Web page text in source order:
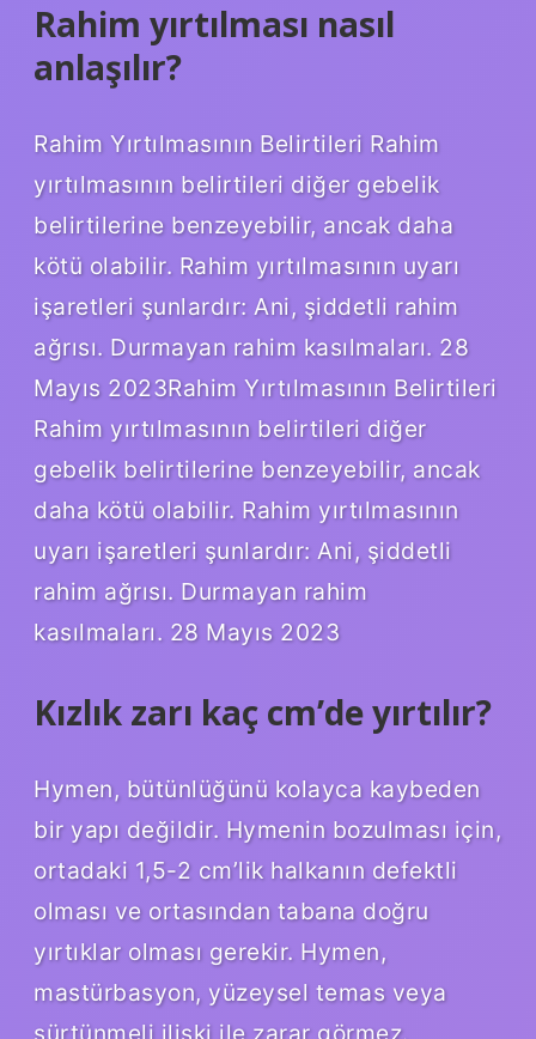
Rahim yırtılması nasıl
anlaşılır?
Rahim Yırtılmasının Belirtileri Rahim
yırtılmasının belirtileri diğer gebelik
belirtilerine benzeyebilir, ancak daha
kötü olabilir. Rahim yırtılmasının uyarı
işaretleri şunlardır: ‌Ani, şiddetli rahim
ağrısı. Durmayan rahim kasılmaları. 28
Mayıs 2023Rahim Yırtılmasının Belirtileri
Rahim yırtılmasının belirtileri diğer
gebelik belirtilerine benzeyebilir, ancak
daha kötü olabilir. Rahim yırtılmasının
uyarı işaretleri şunlardır: ‌Ani, şiddetli
rahim ağrısı. Durmayan rahim
kasılmaları. 28 Mayıs 2023
Kızlık zarı kaç cm’de yırtılır?
Hymen, bütünlüğünü kolayca kaybeden
bir yapı değildir. Hymenin bozulması için,
ortadaki 1,5-2 cm’lik halkanın defektli
olması ve ortasından tabana doğru
yırtıklar olması gerekir. Hymen,
mastürbasyon, yüzeysel temas veya
sürtünmeli ilişki ile zarar görmez.